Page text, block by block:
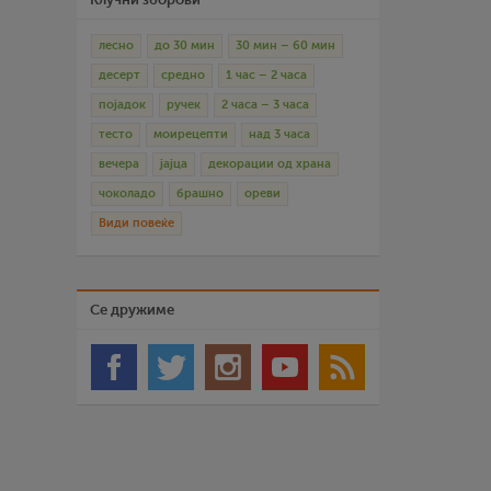
лесно до 30 мин 30 мин – 60 мин
десерт средно 1 час – 2 часа
појадок ручек 2 часа – 3 часа
тесто моирецепти над 3 часа
вечера јајца декорации од храна
чоколадо брашно ореви
Види повеќе
Се дружиме